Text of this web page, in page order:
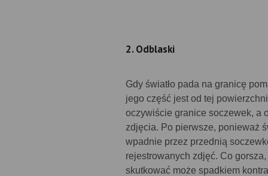
2. Odblaski
Gdy światło pada na granicę
jego część jest od tej
oczywiście granice soczewek, a
zdjęcia. Po pierwsze, ponieważ
wpadnie przez przednią
rejestrowanych zdjęć. Co
skutkować może spadkiem